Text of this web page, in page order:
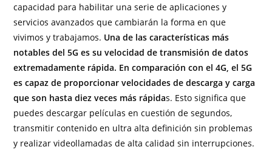
capacidad para habilitar una serie de aplicaciones y
servicios avanzados que cambiarán la forma en que
vivimos y trabajamos. Una de las características más
notables del 5G es su velocidad de transmisión de datos
extremadamente rápida. En comparación con el 4G, el 5G
es capaz de proporcionar velocidades de descarga y carga
que son hasta diez veces más rápidas. Esto significa que
puedes descargar películas en cuestión de segundos,
transmitir contenido en ultra alta definición sin problemas
y realizar videollamadas de alta calidad sin interrupciones.